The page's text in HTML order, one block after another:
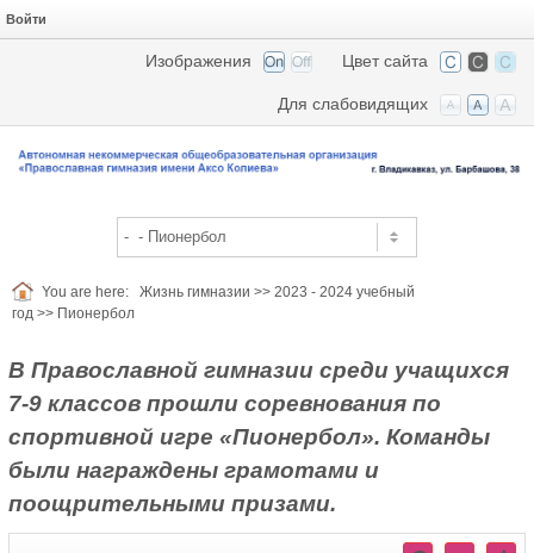
Войти
Цвет сайта
Изображения
Для слабовидящих
You are here: Жизнь гимназии >> 2023 - 2024 учебный
год >> Пионербол
В Православной гимназии среди учащихся
7-9 классов прошли соревнования по
спортивной игре «Пионербол». Команды
были награждены грамотами и
поощрительными призами.